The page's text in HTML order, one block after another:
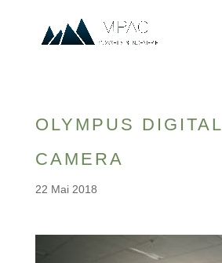
OLYMPUS DIGITAL
CAMERA
22 Mai 2018